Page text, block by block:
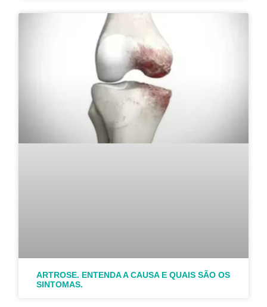
ARTROSE. ENTENDA A CAUSA E QUAIS SÃO OS
SINTOMAS.